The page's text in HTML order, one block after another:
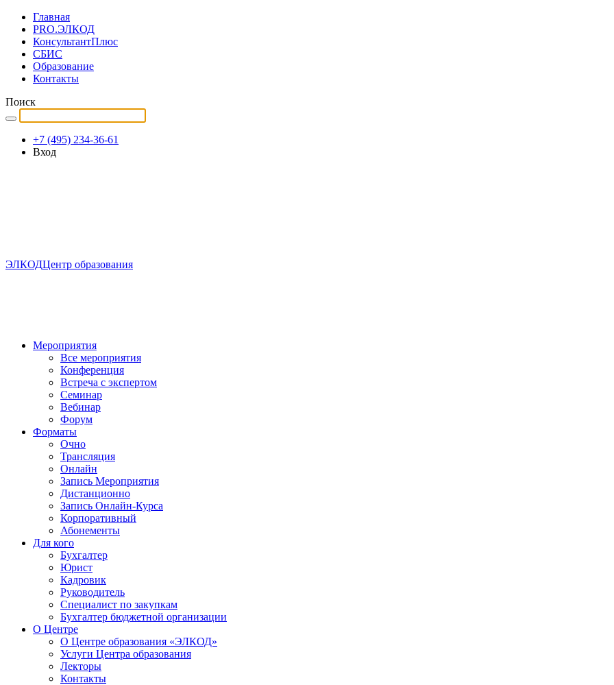
Главная
PRO.ЭЛКОД
КонсультантПлюс
СБИС
Образование
Контакты
Поиск
+7 (495) 234-36-61
Вход
ЭЛКОДЦентр образования
Мероприятия
Все мероприятия
Конференция
Встреча с экспертом
Семинар
Вебинар
Форум
Форматы
Очно
Трансляция
Онлайн
Запись Мероприятия
Дистанционно
Запись Онлайн-Курса
Корпоративный
Абонементы
Для кого
Бухгалтер
Юрист
Кадровик
Руководитель
Специалист по закупкам
Бухгалтер бюджетной организации
О Центре
О Центре образования «ЭЛКОД»
Услуги Центра образования
Лекторы
Контакты